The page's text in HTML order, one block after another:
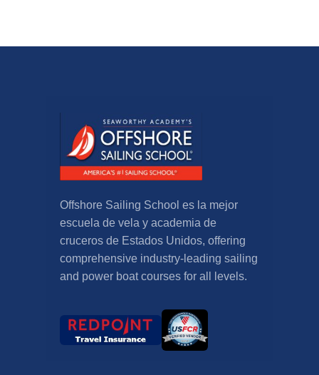
Offshore Sailing School es la mejor
escuela de vela y academia de
cruceros de Estados Unidos, offering
comprehensive industry-leading sailing
and power boat courses for all levels.